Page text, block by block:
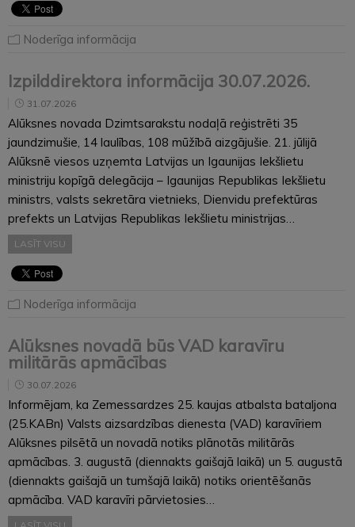
Noderīga informācija
Izpilddirektora informācija 30.07.2026.
31.07.2026
Alūksnes novada Dzimtsarakstu nodaļā reģistrēti 35
jaundzimušie, 14 laulības, 108 mūžībā aizgājušie. 21. jūlijā
Alūksnē viesos uzņemta Latvijas un Igaunijas Iekšlietu
ministriju kopīgā delegācija – Igaunijas Republikas Iekšlietu
ministrs, valsts sekretāra vietnieks, Dienvidu prefektūras
prefekts un Latvijas Republikas Iekšlietu ministrijas…
LASĪT VISU
Noderīga informācija
Alūksnes novadā būs VAD karavīru
militārās apmācības
30.07.2026
Informējam, ka Zemessardzes 25. kaujas atbalsta bataljona
(25.KABn) Valsts aizsardzības dienesta (VAD) karavīriem
Alūksnes pilsētā un novadā notiks plānotās militārās
apmācības. 3. augustā (diennakts gaišajā laikā) un 5. augustā
(diennakts gaišajā un tumšajā laikā) notiks orientēšanās
apmācība. VAD karavīri pārvietosies…